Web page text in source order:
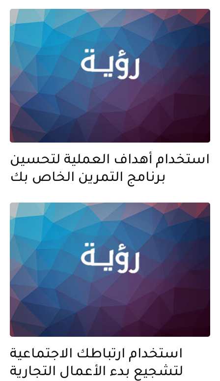
استخدام أهداف العملية لتحسين
برنامج التمرين الخاص بك
استخدام ارتباطك الاجتماعية
لتشجيع بدء الأعمال التجارية